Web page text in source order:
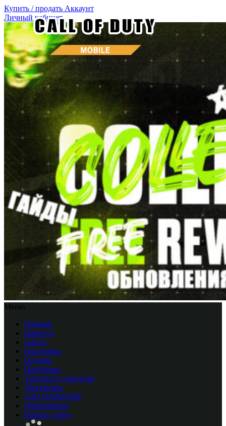
Купить / продать Аккаунт
Личный кабинет
Меню
Главная
Новости
Гайды
Настройка
Оружие
Проблемы
Тактика и стратегия
Эмуляторы
CоD WARZONE
Обновления
Вопрос-ответ